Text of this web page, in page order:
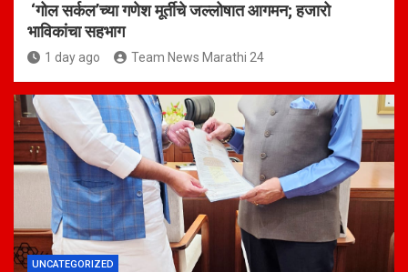
‘गोल सर्कल’च्या गणेश मूर्तीचे जल्लोषात आगमन; हजारो
भाविकांचा सहभाग
1 day ago Team News Marathi 24
UNCATEGORIZED